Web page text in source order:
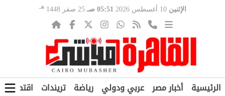
الإثنين 10 أغسطس 2026 05:51 صـ 25 صفر 1448 هـ
الرئيسية أخبار مصر عربي ودولي رياضة تريندات اقتصاد